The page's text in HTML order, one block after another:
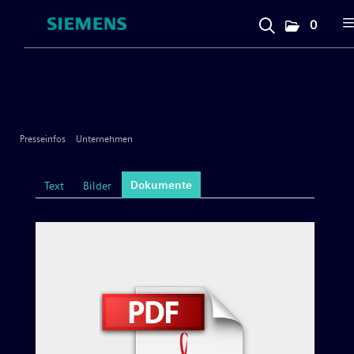
0
Allgemeines & Marke
Messen
Presseinfos Unternehmen
Text Bilder Dokumente